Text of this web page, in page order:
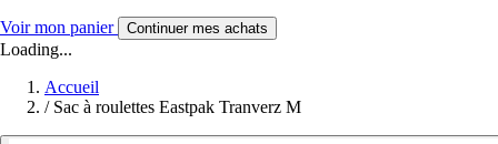
Voir mon panier Continuer mes achats
Loading...
Accueil
/ Sac à roulettes Eastpak Tranverz M